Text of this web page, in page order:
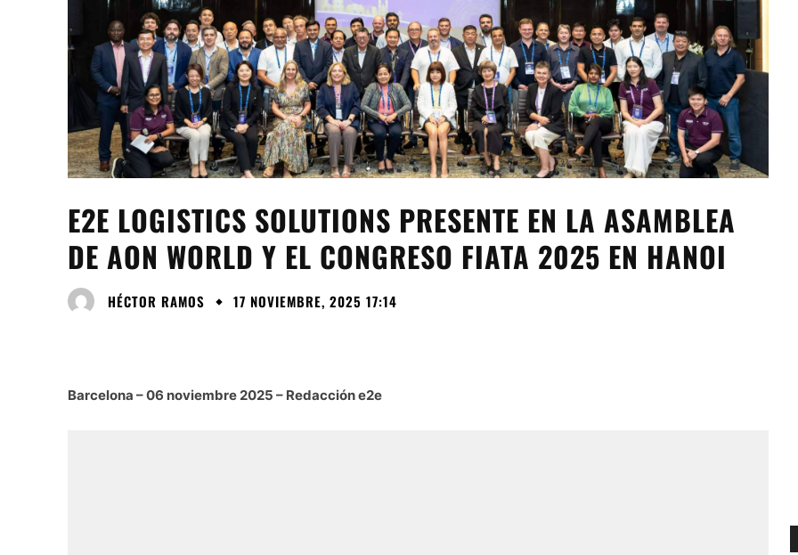
E2E LOGISTICS SOLUTIONS PRESENTE EN LA ASAMBLEA
DE AON WORLD Y EL CONGRESO FIATA 2025 EN HANOI
HÉCTOR RAMOS 17 NOVIEMBRE, 2025 17:14
Barcelona – 06 noviembre 2025 – Redacción e2e